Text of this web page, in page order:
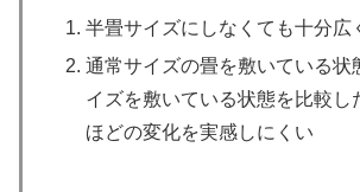
半畳サイズにしなくても十分広
通常サイズの畳を敷いている状
イズを敷いている状態を比較し
ほどの変化を実感しにくい